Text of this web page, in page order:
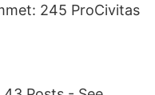
245 ProCivitas